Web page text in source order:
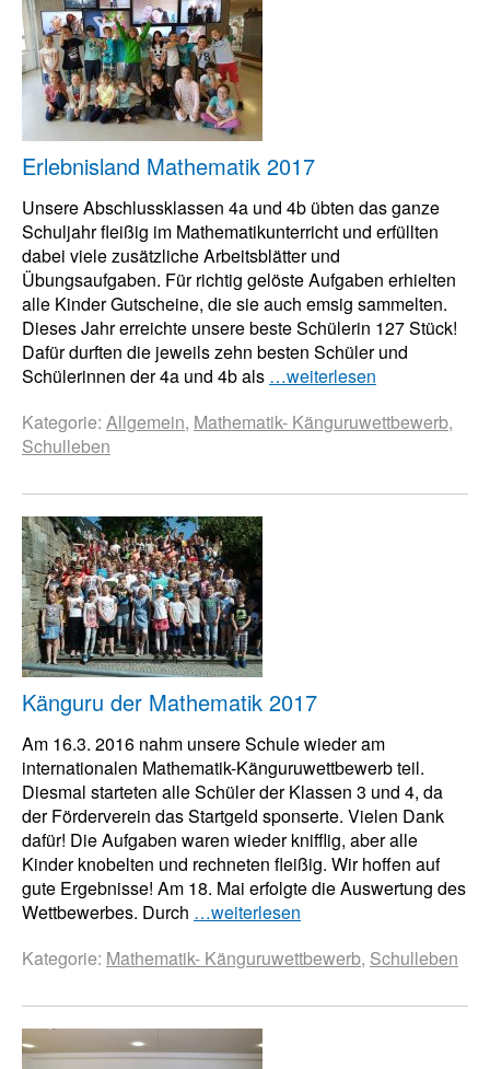
Erlebnisland Mathematik 2017
Unsere Abschlussklassen 4a und 4b übten das ganze
Schuljahr fleißig im Mathematikunterricht und erfüllten
dabei viele zusätzliche Arbeitsblätter und
Übungsaufgaben. Für richtig gelöste Aufgaben erhielten
alle Kinder Gutscheine, die sie auch emsig sammelten.
Dieses Jahr erreichte unsere beste Schülerin 127 Stück!
Dafür durften die jeweils zehn besten Schüler und
Schülerinnen der 4a und 4b als …weiterlesen
Kategorie: Allgemein, Mathematik- Känguruwettbewerb,
Schulleben
Känguru der Mathematik 2017
Am 16.3. 2016 nahm unsere Schule wieder am
internationalen Mathematik-Känguruwettbewerb teil.
Diesmal starteten alle Schüler der Klassen 3 und 4, da
der Förderverein das Startgeld sponserte. Vielen Dank
dafür! Die Aufgaben waren wieder knifflig, aber alle
Kinder knobelten und rechneten fleißig. Wir hoffen auf
gute Ergebnisse! Am 18. Mai erfolgte die Auswertung des
Wettbewerbes. Durch …weiterlesen
Kategorie: Mathematik- Känguruwettbewerb, Schulleben